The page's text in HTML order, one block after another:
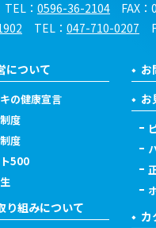
TEL： 0596-36-2104 FAX：
TEL： 047-710-0207
について
の健康宣言
度
度
500
り組みについて
お
お
カ